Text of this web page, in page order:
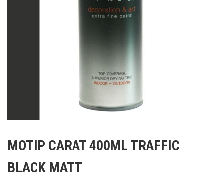
het
van
MOTIP CARAT 400ML TRAFFIC
BLACK MATT